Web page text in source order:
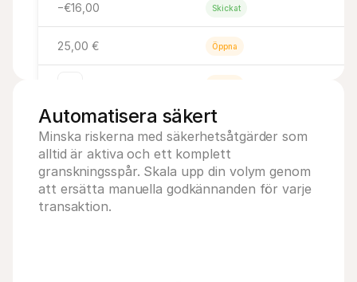
−€16,00 Skickat
25,00 € Öppna
Automatisera säkert
Minska riskerna med säkerhetsåtgärder som
alltid är aktiva och ett komplett
granskningsspår. Skala upp din volym genom
att ersätta manuella godkännanden för varje
transaktion.